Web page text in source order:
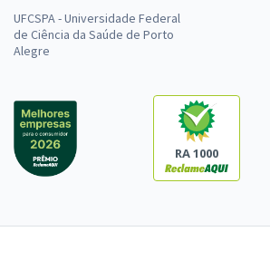
UFCSPA - Universidade Federal
de Ciência da Saúde de Porto
Alegre
RA 1000